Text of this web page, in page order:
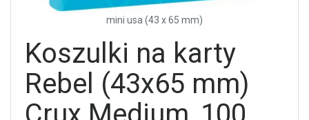
mini usa (43 x 65 mm)
Koszulki na karty
Rebel (43x65 mm)